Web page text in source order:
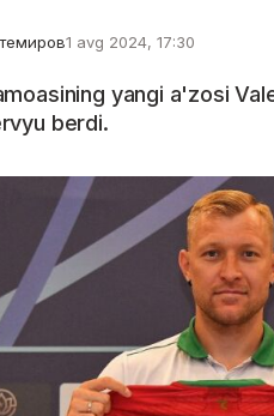
1 avg 2024, 17:30
yangi a'zosi
berdi.